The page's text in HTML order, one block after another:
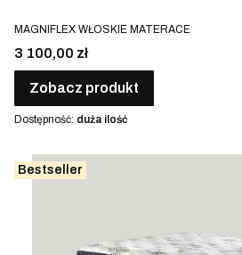
PRODUCENT
MAGNIFLEX WŁOSKIE MATERACE
Cena
3 100,00 zł
Zobacz produkt
Dostępność: duża ilość
Bestseller